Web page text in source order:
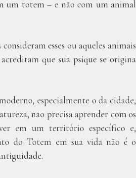
um totem – e não com um animal
consideram esses ou aqueles animais
que sua psique se origina
especialmente o da cidade,
não precisa aprender com os
em um território específico e,
do Totem em sua vida não é o